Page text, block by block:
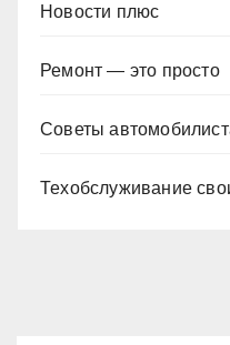
Новости плюс
Ремонт — это просто
Советы
Техобслуживание